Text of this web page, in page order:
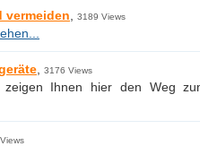
vermeiden 3189 Views
3176 Views
Ihnen hier den Weg